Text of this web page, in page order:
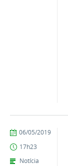
publicado
06/05/2019
17h23
Notícia